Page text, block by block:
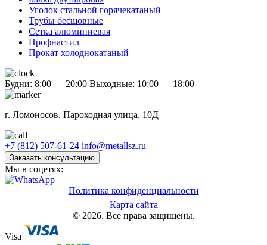
Уголок стальной горячекатаный
Трубы бесшовные
Сетка алюминиевая
Профнастил
Прокат холоднокатаный
Будни: 8:00 — 20:00 Выходные: 10:00 — 18:00
г. Ломоносов, Пароходная улица, 10Д
+7 (812) 507-61-24 info@metallsz.ru
Заказать консультацию
Мы в соцетях:
Политика конфиденциальности
Карта сайта
© 2026. Все права защищены.
Visa